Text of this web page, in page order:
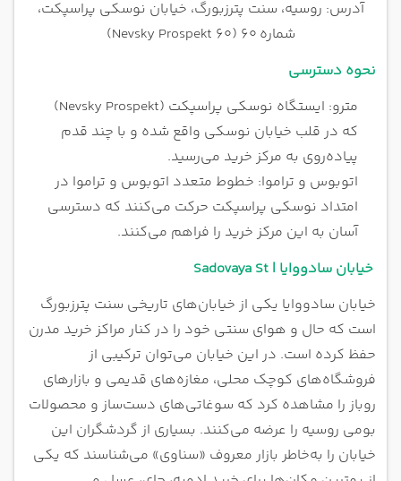
آدرس: روسیه، سنت پترزبورگ، خیابان نوسکی پراسپکت،
شماره 60 (Nevsky Prospekt 60)
نحوه دسترسی
مترو: ایستگاه نوسکی پراسپکت (Nevsky Prospekt)
که در قلب خیابان نوسکی واقع شده و با چند قدم
پیاده‌روی به مرکز خرید می‌رسید.
اتوبوس و تراموا: خطوط متعدد اتوبوس و تراموا در
امتداد نوسکی پراسپکت حرکت می‌کنند که دسترسی
آسان به این مرکز خرید را فراهم می‌کنند.
خیابان سادووایا | Sadovaya St
خیابان سادووایا یکی از خیابان‌های تاریخی سنت پترزبورگ
است که حال و هوای سنتی خود را در کنار مراکز خرید مدرن
حفظ کرده است. در این خیابان می‌توان ترکیبی از
فروشگاه‌های کوچک محلی، مغازه‌های قدیمی و بازارهای
روباز را مشاهده کرد که سوغاتی‌های دست‌ساز و محصولات
بومی روسیه را عرضه می‌کنند. بسیاری از گردشگران این
خیابان را به‌خاطر بازار معروف «سناوی» می‌شناسند که یکی